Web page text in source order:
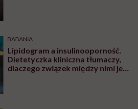
BADANIA
Lipidogram a insulinooporność.
Dietetyczka kliniczna tłumaczy,
dlaczego związek między nimi jest